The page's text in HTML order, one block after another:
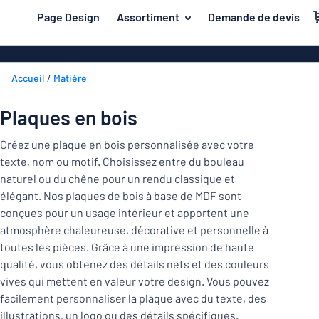
principal
Page Design Assortiment Demande de devis
Secteur
Maison et intérieur
Marquage
Bureau et lieu de travail
Construction et électricité
Industrie et fabrication
Trafic et véhicules
Autocollants
Montrer toutes les catégories
Plaques
Plaques en
Lettrages
Les
demandés
Matière
Secteur
Maison
et
intérieur
Marquage
Bureau
lieu
de
au
de jouer
Accueil Matière
Plaques en bois
Créez une plaque en bois personnalisée avec votre
texte, nom ou motif. Choisissez entre du bouleau
naturel ou du chêne pour un rendu classique et
élégant. Nos plaques de bois à base de MDF sont
conçues pour un usage intérieur et apportent une
atmosphère chaleureuse, décorative et personnelle à
toutes les pièces. Grâce à une impression de haute
qualité, vous obtenez des détails nets et des couleurs
vives qui mettent en valeur votre design. Vous pouvez
facilement personnaliser la plaque avec du texte, des
illustrations, un logo ou des détails spécifiques.